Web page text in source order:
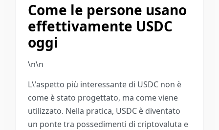
Come le persone usano
effettivamente USDC
oggi
\n\n
L\'aspetto più interessante di USDC non è
come è stato progettato, ma come viene
utilizzato. Nella pratica, USDC è diventato
un ponte tra possedimenti di criptovaluta e